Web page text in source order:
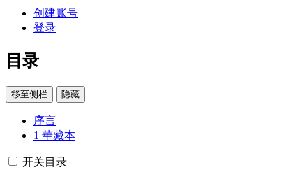
创建账号
登录
目录
移至侧栏 隐藏
序言
1 華藏本
开关目录